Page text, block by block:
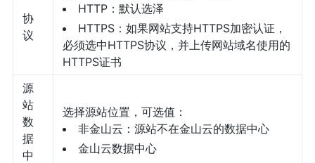
协
议
HTTP：默认选泽
HTTPS：如果网站支持HTTPS加密认证，
必须选中HTTPS协议，并上传网站域名使用的
HTTPS证书
源
站
数
据
中
选择源站位置，可选值：
非金山云：源站不在金山云的数据中心
金山云数据中心